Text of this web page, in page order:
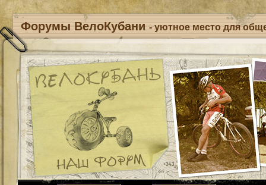
Форумы ВелоКубани - уютное место для